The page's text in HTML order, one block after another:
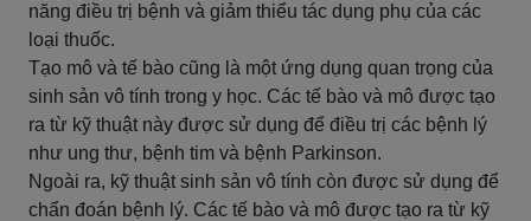
năng điều trị bệnh và giảm thiểu tác dụng phụ của các
loại thuốc.
Tạo mô và tế bào cũng là một ứng dụng quan trọng của
sinh sản vô tính trong y học. Các tế bào và mô được tạo
ra từ kỹ thuật này được sử dụng để điều trị các bệnh lý
như ung thư, bệnh tim và bệnh Parkinson.
Ngoài ra, kỹ thuật sinh sản vô tính còn được sử dụng để
chẩn đoán bệnh lý. Các tế bào và mô được tạo ra từ kỹ